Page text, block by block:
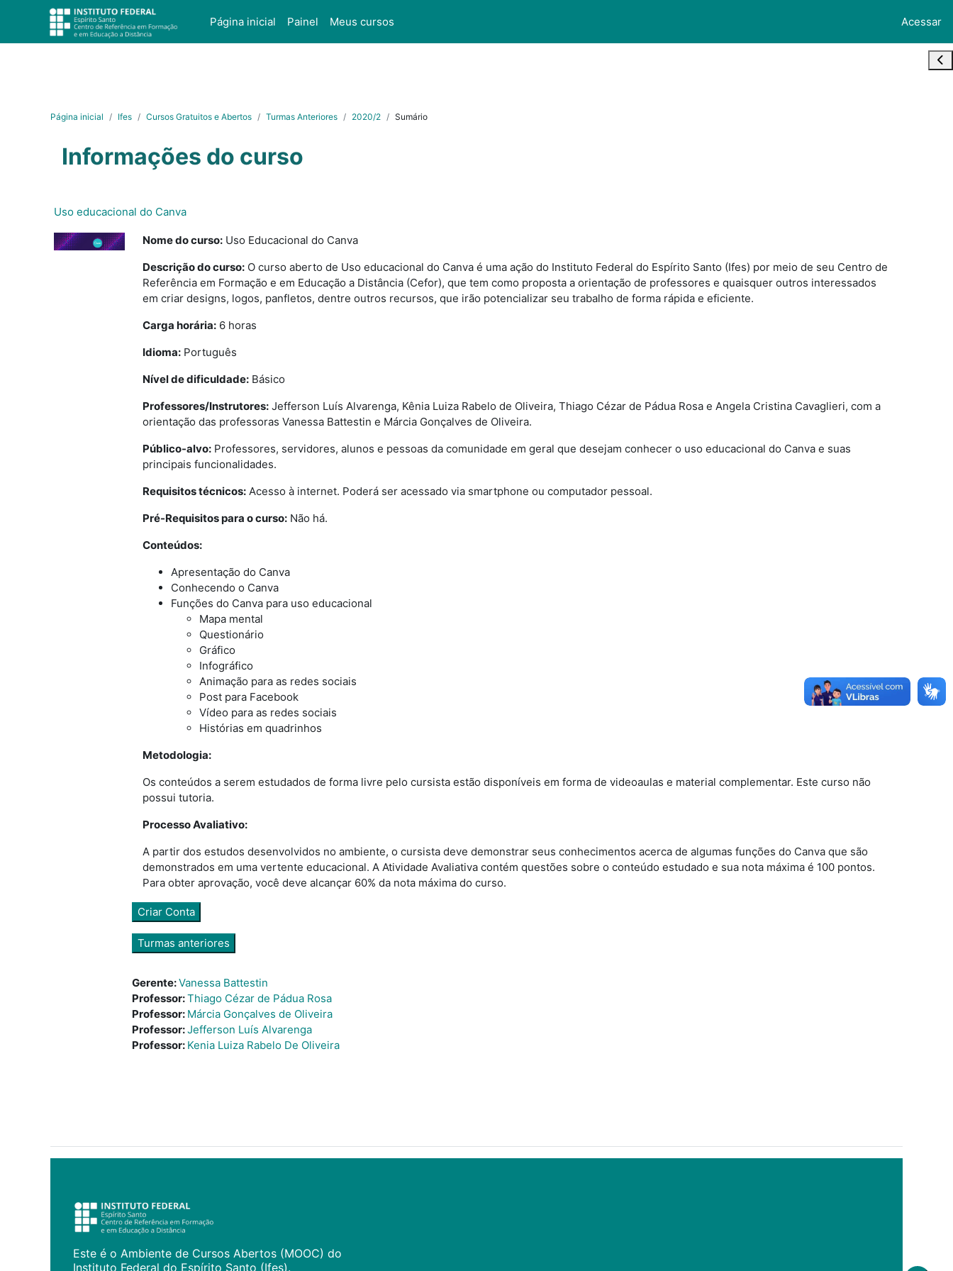
Ir para o conteúdo principal
Página inicial
Painel Meus cursos Acessar
Página inicial Ifes Cursos Gratuitos e Abertos Turmas Anteriores 2020/2 Sumário
Informações do curso
Uso educacional do Canva
Nome do curso: Uso Educacional do Canva
Descrição do curso: O curso aberto de Uso educacional do Canva é uma ação do Instituto Federal do Espírito Santo (Ifes) por meio de seu Centro de
Referência em Formação e em Educação a Distância (Cefor), que tem como proposta a orientação de professores e quaisquer outros interessados
em criar designs, logos, panfletos, dentre outros recursos, que irão potencializar seu trabalho de forma rápida e eficiente.
Carga horária: 6 horas
Idioma: Português
Nível de dificuldade: Básico
Professores/Instrutores: Jefferson Luís Alvarenga, Kênia Luiza Rabelo de Oliveira, Thiago Cézar de Pádua Rosa e Angela Cristina Cavaglieri, com a
orientação das professoras Vanessa Battestin e Márcia Gonçalves de Oliveira.
Público-alvo: Professores, servidores, alunos e pessoas da comunidade em geral que desejam conhecer o uso educacional do Canva e suas
principais funcionalidades.
Requisitos técnicos: Acesso à internet. Poderá ser acessado via smartphone ou computador pessoal.
Pré-Requisitos para o curso: Não há.
Conteúdos:
Apresentação do Canva
Conhecendo o Canva
Funções do Canva para uso educacional
Mapa mental
Questionário
Gráfico
Infográfico
Animação para as redes sociais
Post para Facebook
Vídeo para as redes sociais
Histórias em quadrinhos
Metodologia:
Os conteúdos a serem estudados de forma livre pelo cursista estão disponíveis em forma de videoaulas e material complementar. Este curso não
possui tutoria.
Processo Avaliativo:
A partir dos estudos desenvolvidos no ambiente, o cursista deve demonstrar seus conhecimentos acerca de algumas funções do Canva que são
demonstrados em uma vertente educacional. A Atividade Avaliativa contém questões sobre o conteúdo estudado e sua nota máxima é 100 pontos.
Para obter aprovação, você deve alcançar 60% da nota máxima do curso.
Criar Conta
Turmas anteriores
Gerente:Vanessa Battestin
Professor:Thiago Cézar de Pádua Rosa
Professor: Márcia Gonçalves de Oliveira
Professor:Jefferson Luís Alvarenga
Professor: Kenia Luiza Rabelo De Oliveira
Este é o Ambiente de Cursos Abertos (MOOC) do
Instituto Federal do Espírito Santo (Ifes).